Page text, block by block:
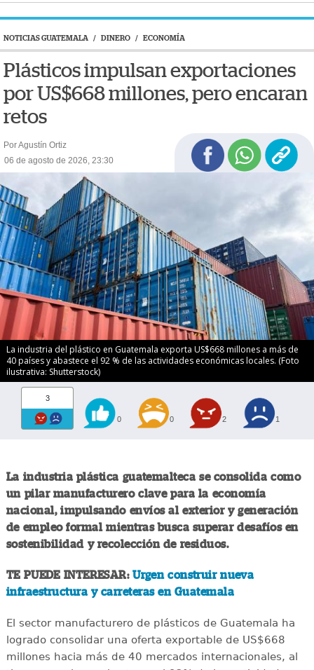
NOTICIAS GUATEMALA / DINERO / ECONOMÍA
Plásticos impulsan exportaciones
por US$668 millones, pero encaran
retos
Por Agustín Ortiz
06 de agosto de 2026, 23:30
La industria del plástico en Guatemala exporta US$668 millones a más de
40 países y abastece el 92 % de las actividades económicas locales. (Foto
ilustrativa: Shutterstock)
3
0 0 2 1
La industria plástica guatemalteca se consolida como
un pilar manufacturero clave para la economía
nacional, impulsando envíos al exterior y generación
de empleo formal mientras busca superar desafíos en
sostenibilidad y recolección de residuos.
TE PUEDE INTERESAR:Urgen construir nueva
infraestructura y carreteras en Guatemala
El sector manufacturero de plásticos de Guatemala ha
logrado consolidar una oferta exportable de US$668
millones hacia más de 40 mercados internacionales, al